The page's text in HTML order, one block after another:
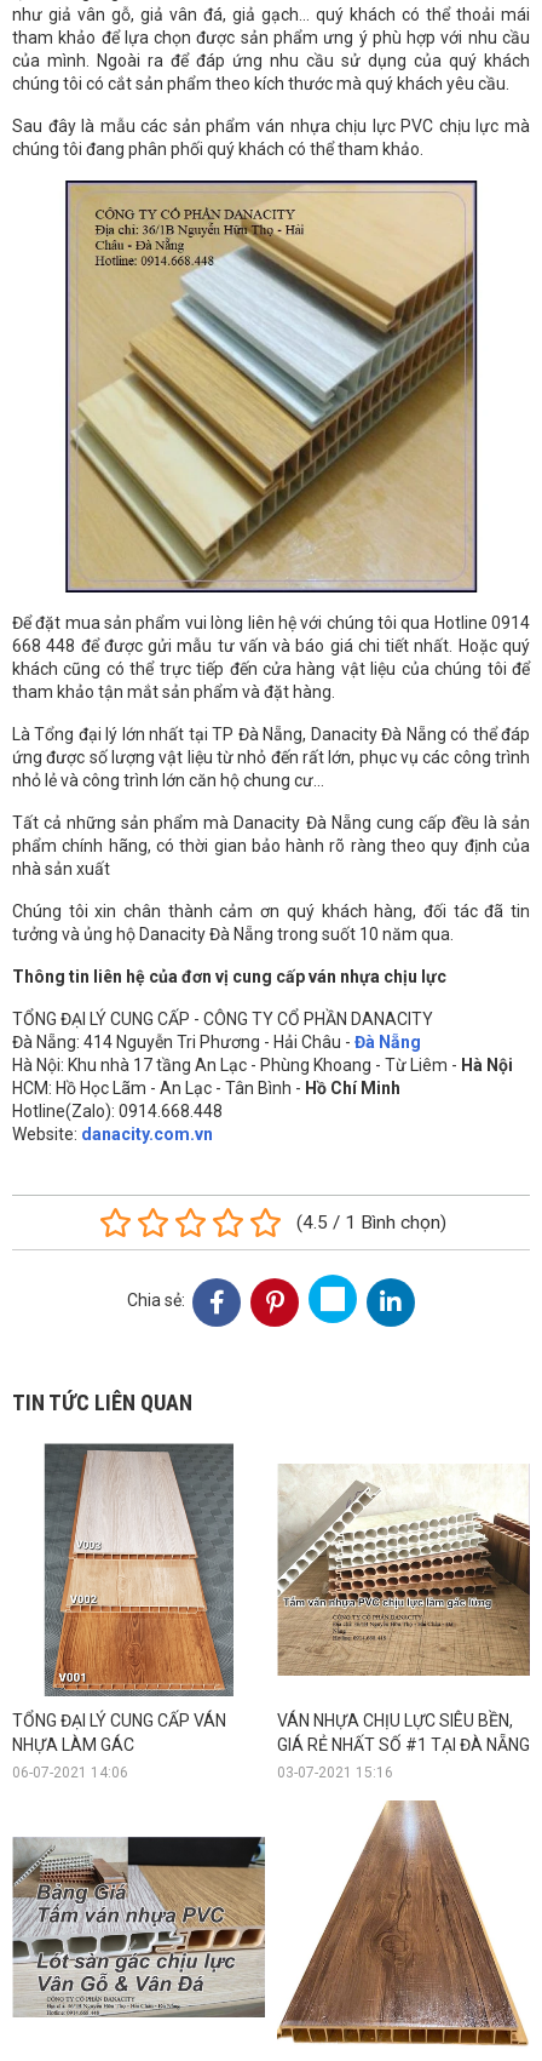
như giả vân gỗ, giả vân đá, giả gạch… quý khách có thể thoải mái
tham khảo để lựa chọn được sản phẩm ưng ý phù hợp với nhu cầu
của mình. Ngoài ra để đáp ứng nhu cầu sử dụng của quý khách
chúng tôi có cắt sản phẩm theo kích thước mà quý khách yêu cầu.
Sau đây là mẫu các sản phẩm ván nhựa chịu lực PVC chịu lực mà
chúng tôi đang phân phối quý khách có thể tham khảo.
Để đặt mua sản phẩm vui lòng liên hệ với chúng tôi qua Hotline 0914
668 448 để được gửi mẫu tư vấn và báo giá chi tiết nhất. Hoặc quý
khách cũng có thể trực tiếp đến cửa hàng vật liệu của chúng tôi để
tham khảo tận mắt sản phẩm và đặt hàng.
Là Tổng đại lý lớn nhất tại TP Đà Nẵng, Danacity Đà Nẵng có thể đáp
ứng được số lượng vật liệu từ nhỏ đến rất lớn, phục vụ các công trình
nhỏ lẻ và công trình lớn căn hộ chung cư…
Tất cả những sản phẩm mà Danacity Đà Nẵng cung cấp đều là sản
phẩm chính hãng, có thời gian bảo hành rõ ràng theo quy định của
nhà sản xuất
Chúng tôi xin chân thành cảm ơn quý khách hàng, đối tác đã tin
tưởng và ủng hộ Danacity Đà Nẵng trong suốt 10 năm qua.
Thông tin liên hệ của đơn vị cung cấp ván nhựa chịu lực
TỔNG ĐẠI LÝ CUNG CẤP - CÔNG TY CỔ PHẦN DANACITY
Đà Nẵng: 414 Nguyễn Tri Phương - Hải Châu - Đà Nẵng
Hà Nội: Khu nhà 17 tầng An Lạc - Phùng Khoang - Từ Liêm - Hà Nội
HCM: Hồ Học Lãm - An Lạc - Tân Bình - Hồ Chí Minh
Hotline(Zalo): 0914.668.448
Website: danacity.com.vn
(4.5 / 1 Bình chọn)
Chia sẻ:
TIN TỨC LIÊN QUAN
TỔNG ĐẠI LÝ CUNG CẤP VÁN
NHỰA LÀM GÁC
06-07-2021 14:06
VÁN NHỰA CHỊU LỰC SIÊU BỀN,
GIÁ RẺ NHẤT SỐ #1 TẠI ĐÀ NẴNG
03-07-2021 15:16